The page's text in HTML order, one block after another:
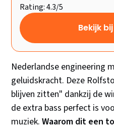
Rating: 4.3/5
Bekijk
Nederlandse engineering
geluidskracht. Deze
blijven zitten" dankzij de
de extra bass perfect is
muziek.Waarom dit een